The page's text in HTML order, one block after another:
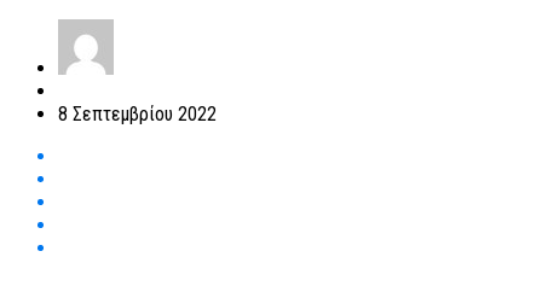
8 Σεπτεμβρίου 2022